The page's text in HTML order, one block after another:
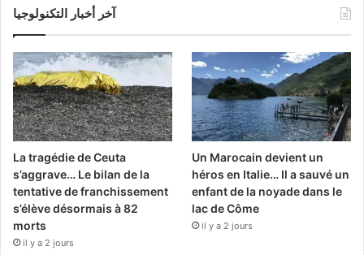
آخر أخبار التكنولوجيا
La tragédie de Ceuta
s’aggrave… Le bilan de la
tentative de franchissement
s’élève désormais à 82
morts
il y a 2 jours
Un Marocain devient un
héros en Italie… Il a sauvé un
enfant de la noyade dans le
lac de Côme
il y a 2 jours